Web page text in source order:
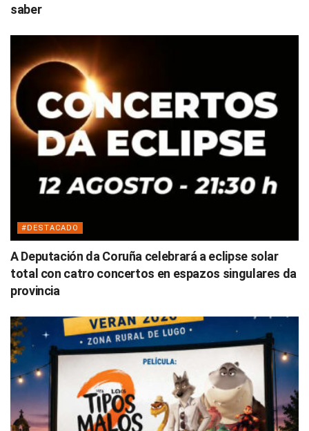
saber
#DESTACADO
A Deputación da Coruña celebrará a eclipse solar
total con catro concertos en espazos singulares da
provincia